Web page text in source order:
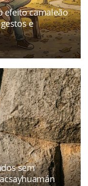
efeito camaleão
e
sem